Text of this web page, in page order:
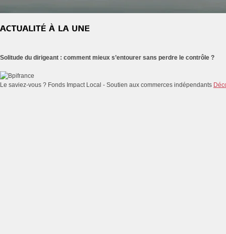
Solitude du dirigeant : comment mieux s’entourer sans perdre le contrôle ?
Le saviez-vous ? Fonds Impact Local - Soutien aux commerces indépendants